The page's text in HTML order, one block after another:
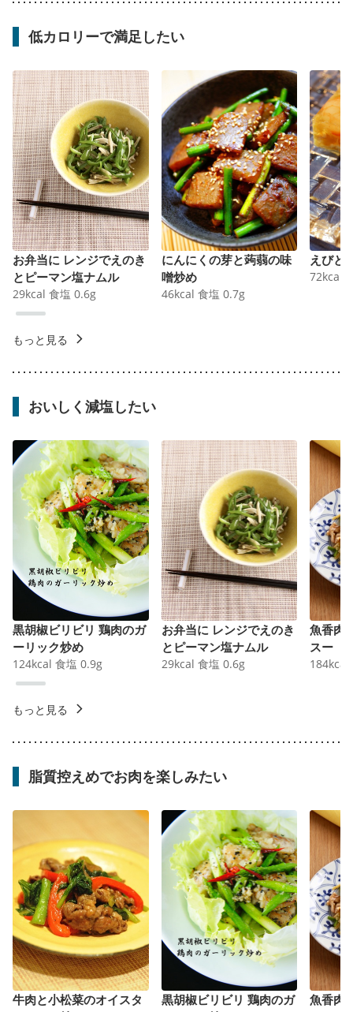
低カロリーで満足したい
お弁当に レンジでえのき
とピーマン塩ナムル
29kcal 食塩 0.6g
にんにくの芽と蒟蒻の味
噌炒め
46kcal 食塩 0.7g
えびと
72kcal
もっと見る
おいしく減塩したい
黒胡椒ビリビリ 鶏肉のガ
ーリック炒め
124kcal 食塩 0.9g
お弁当に レンジでえのき
とピーマン塩ナムル
29kcal 食塩 0.6g
魚香肉
スー
184kcal
もっと見る
脂質控えめでお肉を楽しみたい
牛肉と小松菜のオイスタ
黒胡椒ビリビリ 鶏肉のガ
魚香肉